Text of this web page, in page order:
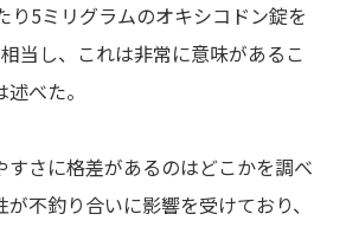
り5ミリグラムのオキシコドン錠を
当し、これは非常に意味があるこ
べた。
すさに格差があるのはどこかを調べ
不釣り合いに影響を受けており、